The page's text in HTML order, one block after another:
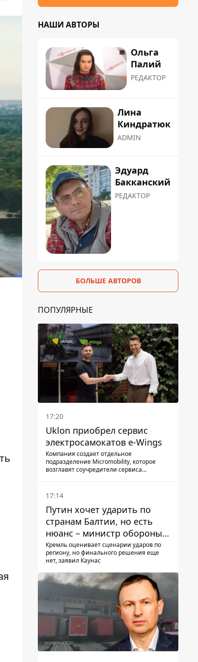
НАШИ АВТОРЫ
Ольга
Палий
РЕДАКТОР
Лина
Киндратюк
ADMIN
Эдуард
Бакканский
РЕДАКТОР
БОЛЬШЕ АВТОРОВ
ПОПУЛЯРНЫЕ
17:20
Uklon приобрел сервис
электросамокатов e-Wings
Компания создает отдельное
подразделение Micromobility, которое
возглавят соучредители сервиса
17:14
Путин хочет ударить по
странам Балтии, но есть
нюанс – министр обороны
Литвы сделал заявление
Кремль оценивает сценарии ударов по
региону, но финального решения еще
нет, заявил Каунас